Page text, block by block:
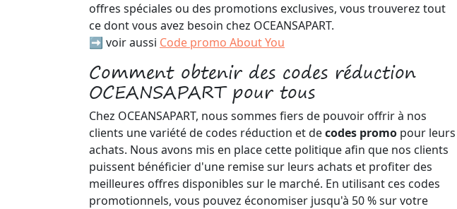
offres spéciales ou des promotions exclusives, vous trouverez tout
ce dont vous avez besoin chez OCEANSAPART.
➡️ voir aussi Code promo About You
Comment obtenir des codes réduction
OCEANSAPART pour tous
Chez OCEANSAPART, nous sommes fiers de pouvoir offrir à nos
clients une variété de codes réduction et decodes promo pour leurs
achats. Nous avons mis en place cette politique afin que nos clients
puissent bénéficier d'une remise sur leurs achats et profiter des
meilleures offres disponibles sur le marché. En utilisant ces codes
promotionnels, vous pouvez économiser jusqu'à 50 % sur votre